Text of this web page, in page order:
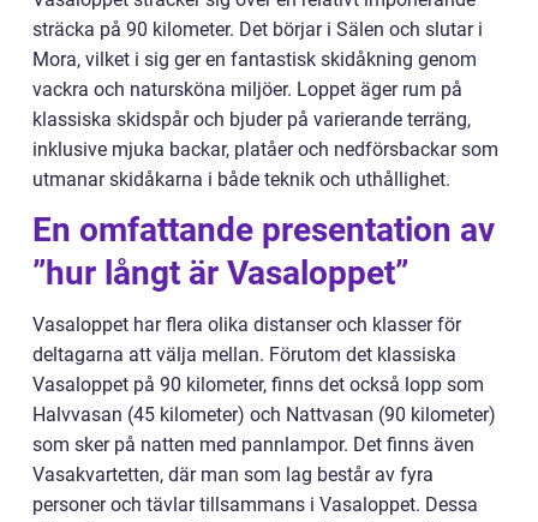
sträcka på 90 kilometer. Det börjar i Sälen och slutar i
Mora, vilket i sig ger en fantastisk skidåkning genom
vackra och natursköna miljöer. Loppet äger rum på
klassiska skidspår och bjuder på varierande terräng,
inklusive mjuka backar, platåer och nedförsbackar som
utmanar skidåkarna i både teknik och uthållighet.
En omfattande presentation av
”hur långt är Vasaloppet”
Vasaloppet har flera olika distanser och klasser för
deltagarna att välja mellan. Förutom det klassiska
Vasaloppet på 90 kilometer, finns det också lopp som
Halvvasan (45 kilometer) och Nattvasan (90 kilometer)
som sker på natten med pannlampor. Det finns även
Vasakvartetten, där man som lag består av fyra
personer och tävlar tillsammans i Vasaloppet. Dessa